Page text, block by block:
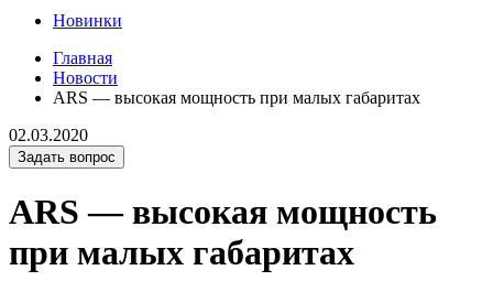
Новинки
Главная
Новости
ARS — высокая мощность при малых габаритах
02.03.2020
Задать вопрос
ARS — высокая мощность
при малых габаритах